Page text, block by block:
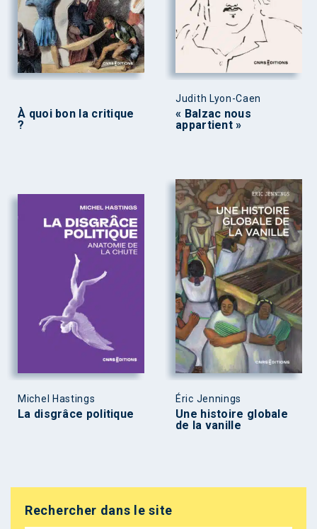
À quoi bon la critique
?
Judith Lyon-Caen
« Balzac nous
appartient »
Michel Hastings
La disgrâce politique
Éric Jennings
Une histoire globale
de la vanille
Rechercher dans le site